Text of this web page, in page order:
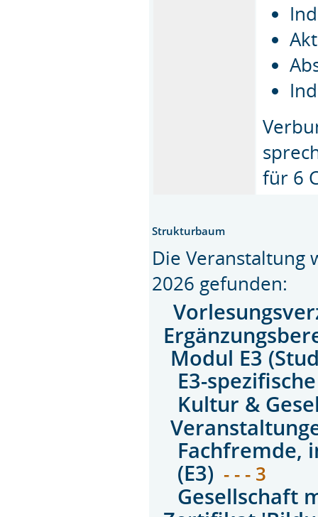
für 6
Strukturbaum
Die Veranstaltung
2026 gefunden:
Modul E3
E3-
Kultur &
Fachfremde,
(E3) - - - 3
Gesellschaft